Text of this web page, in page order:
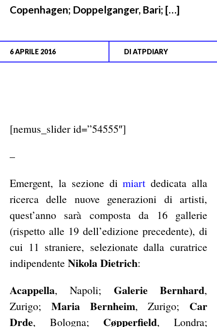
Copenhagen; Doppelganger, Bari; […]
6 APRILE 2016 DIATPDIARY
[nemus_slider id=”54555″]
–
Emergent, la sezione dimiart dedicata alla
ricerca delle nuove generazioni di artisti,
quest’anno sarà composta da 16 gallerie
(rispetto alle 19 dell’edizione precedente), di
cui 11 straniere, selezionate dalla curatrice
indipendente Nikola Dietrich:
Acappella, Napoli; Galerie Bernhard,
Zurigo; Maria Bernheim, Zurigo; Car
Drde, Bologna; Cøpperfield, Londra;